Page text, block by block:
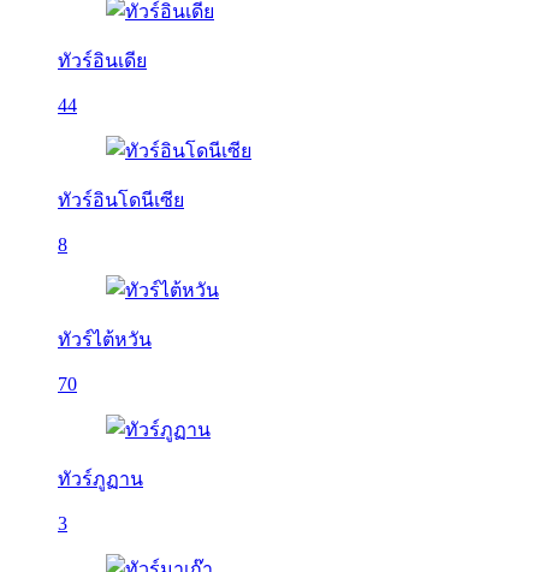
ทัวร์อินเดีย
44
ทัวร์อินโดนีเซีย
8
ทัวร์ไต้หวัน
70
ทัวร์ภูฏาน
3